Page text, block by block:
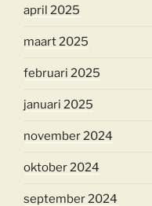
april 2025
maart 2025
februari 2025
januari 2025
november 2024
oktober 2024
september 2024